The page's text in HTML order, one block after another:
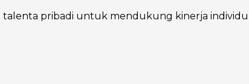
pribadi untuk mendukung kinerja individu